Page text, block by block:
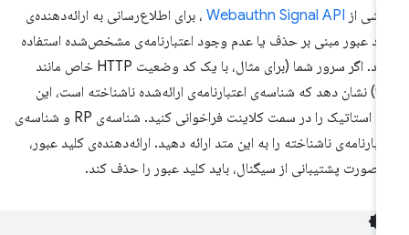
از Webauthn Signal API، برای اطلاع‌رسانی به ارائه‌دهنده‌ی
عبور مبنی بر حذف یا عدم وجود اعتبارنامه‌ی مشخص‌شده استفاده
کنید. اگر سرور شما (برای مثال، با یک کد وضعیت HTTP خاص مانند
۴۰۴) نشان دهد که شناسه‌ی اعتبارنامه‌ی ارائه‌شده ناشناخته است، این
متد استاتیک را در سمت کلاینت فراخوانی کنید. شناسه‌ی RP و شناسه‌ی
ناشناخته را به این متد ارائه دهید. ارائه‌دهنده‌ی کلید عبور،
صورت پشتیبانی از سیگنال، باید کلید عبور را حذف کند.